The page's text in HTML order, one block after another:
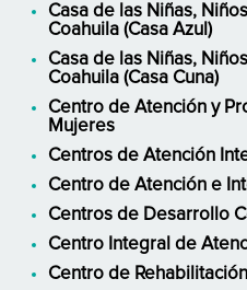
Casa de las Niñas,
Coahuila (Casa Azul)
Casa de las Niñas,
Coahuila (Casa Cuna)
Centro de Atención y
Mujeres
Centros de Atención
Centro de Atención e
Centros de Desarrollo
Centro Integral de
Centro de